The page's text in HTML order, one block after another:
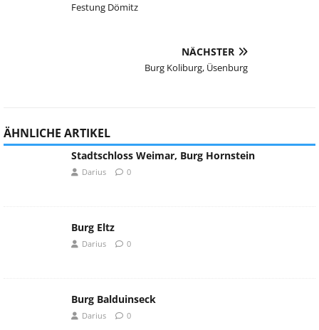
Festung Dömitz
NÄCHSTER
Burg Koliburg, Üsenburg
ÄHNLICHE ARTIKEL
Stadtschloss Weimar, Burg Hornstein
Darius 0
Burg Eltz
Darius 0
Burg Balduinseck
Darius 0